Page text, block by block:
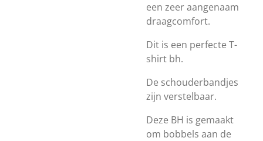
een zeer aangenaam
draagcomfort.
Dit is een perfecte T-
shirt bh.
De schouderbandjes
zijn verstelbaar.
Deze BH is gemaakt
om bobbels aan de